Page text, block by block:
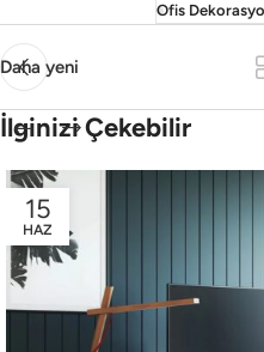
Ofis
Daha yeni
İlginizi Çekebilir
15
HAZ